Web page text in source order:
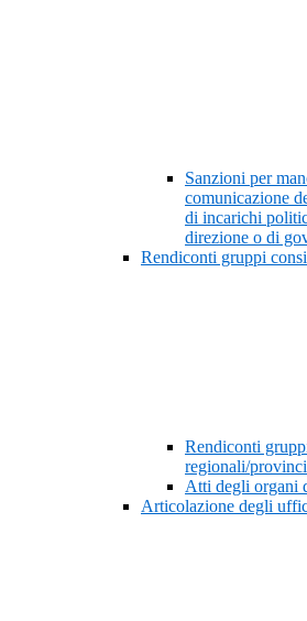
Sanzioni per
comunicazione
di incarichi
direzione o di
Rendiconti gruppi
Rendiconti
regionali/
Atti degli organi
Articolazione degli